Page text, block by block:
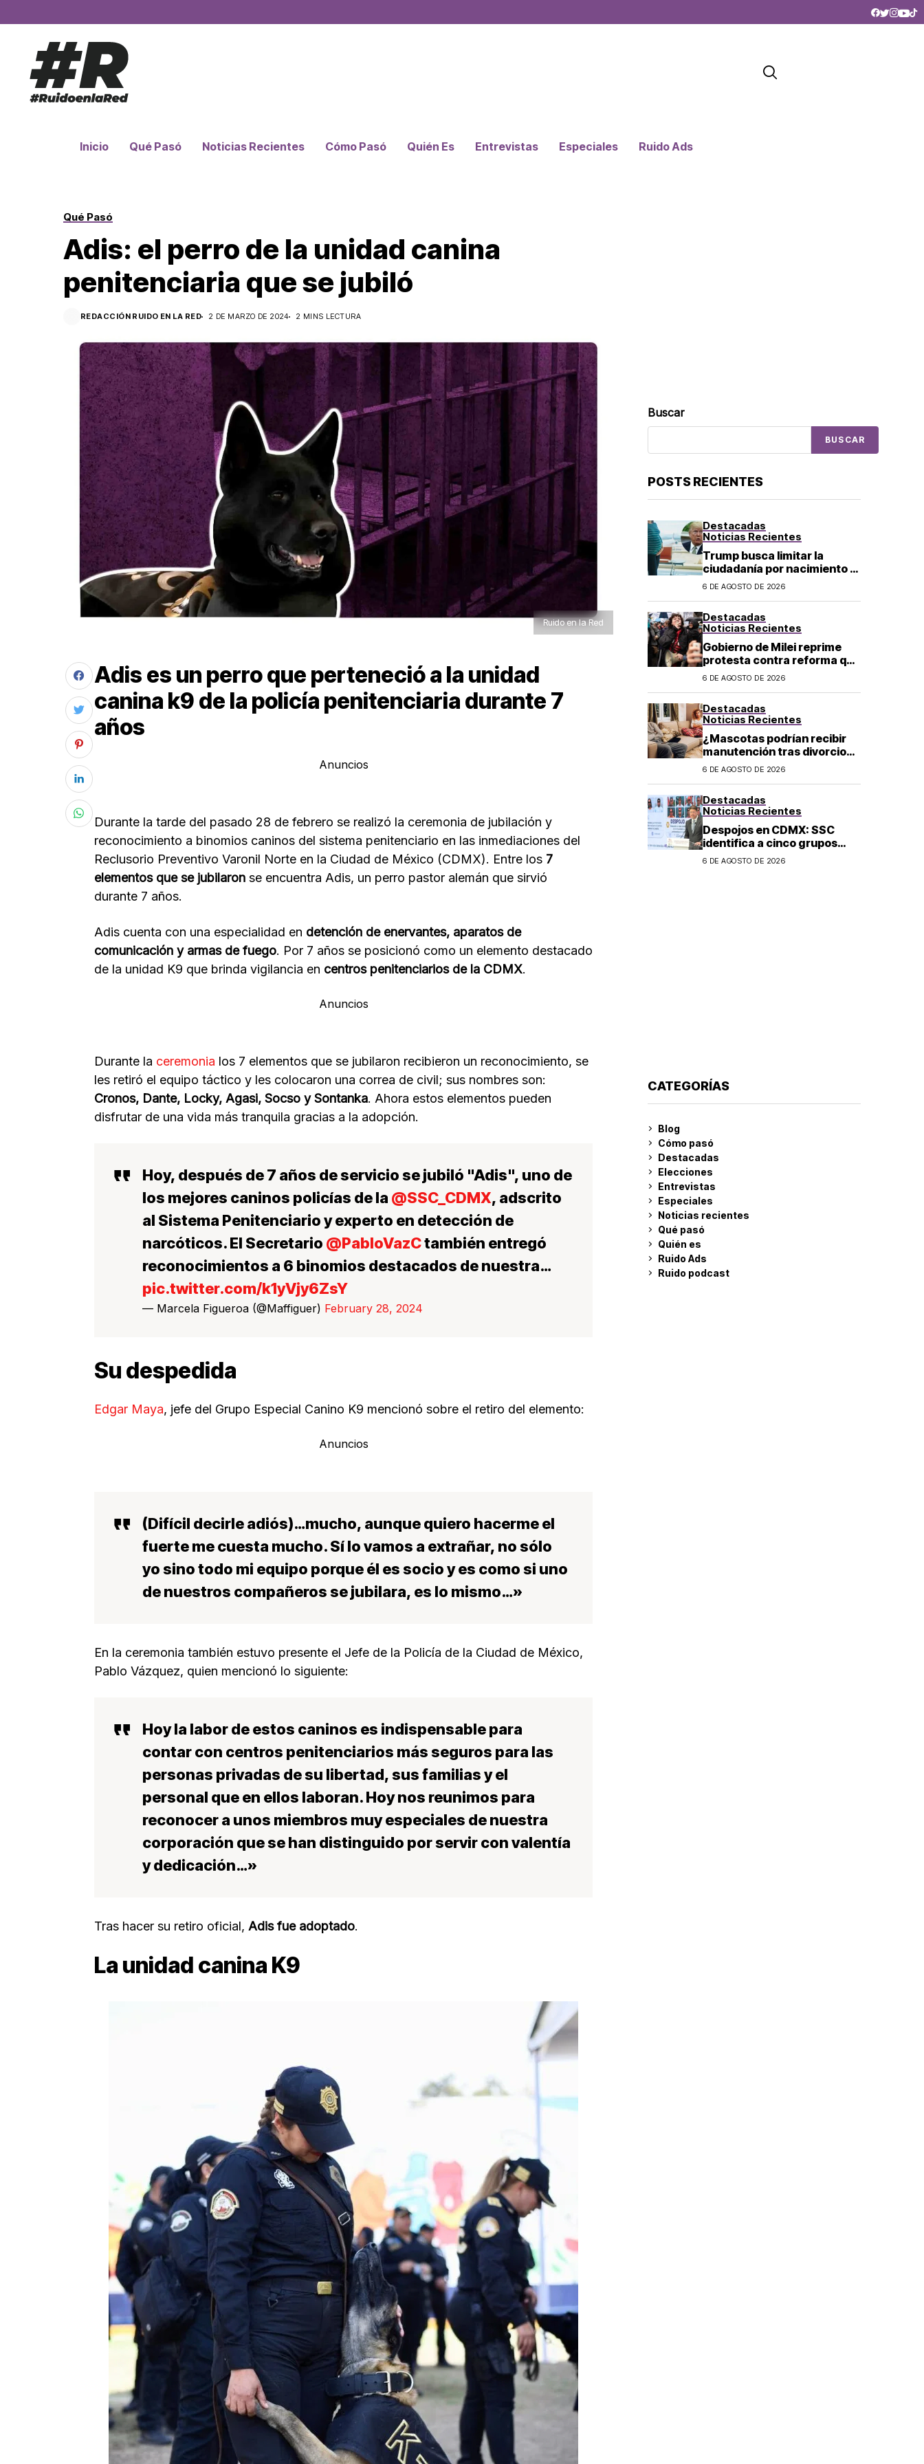
Inicio Qué Pasó Noticias Recientes Cómo Pasó Quién Es Entrevistas Especiales Ruido Ads
Qué Pasó
Adis: el perro de la unidad canina
penitenciaria que se jubiló
REDACCIÓN RUIDO EN LA RED 2 DE MARZO DE 2024 2 MINS LECTURA
Ruido en la Red
Adis es un perro que perteneció a la unidad
canina k9 de la policía penitenciaria durante 7
años
Anuncios
Durante la tarde del pasado 28 de febrero se realizó la ceremonia de jubilación y
reconocimiento a binomios caninos del sistema penitenciario en las inmediaciones del
Reclusorio Preventivo Varonil Norte en la Ciudad de México (CDMX). Entre los 7
elementos que se jubilaron se encuentra Adis, un perro pastor alemán que sirvió
durante 7 años.
Adis cuenta con una especialidad en detención de enervantes, aparatos de
comunicación y armas de fuego. Por 7 años se posicionó como un elemento destacado
de la unidad K9 que brinda vigilancia en centros penitenciarios de la CDMX.
Anuncios
Durante la ceremonia los 7 elementos que se jubilaron recibieron un reconocimiento, se
les retiró el equipo táctico y les colocaron una correa de civil; sus nombres son:
Cronos, Dante, Locky, Agasi, Socso y Sontanka. Ahora estos elementos pueden
disfrutar de una vida más tranquila gracias a la adopción.
Hoy, después de 7 años de servicio se jubiló "Adis", uno de
los mejores caninos policías de la @SSC_CDMX, adscrito
al Sistema Penitenciario y experto en detección de
narcóticos. El Secretario @PabloVazCtambién entregó
reconocimientos a 6 binomios destacados de nuestra…
pic.twitter.com/k1yVjy6ZsY
— Marcela Figueroa (@Maffiguer) February 28, 2024
Su despedida
Edgar Maya, jefe del Grupo Especial Canino K9 mencionó sobre el retiro del elemento:
Anuncios
(Difícil decirle adiós)…mucho, aunque quiero hacerme el
fuerte me cuesta mucho. Sí lo vamos a extrañar, no sólo
yo sino todo mi equipo porque él es socio y es como si uno
de nuestros compañeros se jubilara, es lo mismo…»
En la ceremonia también estuvo presente el Jefe de la Policía de la Ciudad de México,
Pablo Vázquez, quien mencionó lo siguiente:
Hoy la labor de estos caninos es indispensable para
contar con centros penitenciarios más seguros para las
personas privadas de su libertad, sus familias y el
personal que en ellos laboran. Hoy nos reunimos para
reconocer a unos miembros muy especiales de nuestra
corporación que se han distinguido por servir con valentía
y dedicación…»
Tras hacer su retiro oficial, Adis fue adoptado.
La unidad canina K9
Buscar
BUSCAR
POSTS RECIENTES
Destacadas
Noticias Recientes
Trump busca limitar la
ciudadanía por nacimiento y
el «turismo de parto» en EU;
6 DE AGOSTO DE 2026
Destacadas
Noticias Recientes
Gobierno de Milei reprime
protesta contra reforma que
permite la venta de tierra a
6 DE AGOSTO DE 2026
Destacadas
Noticias Recientes
¿Mascotas podrían recibir
manutención tras divorcio
de sus dueños en CDMX?
6 DE AGOSTO DE 2026
Destacadas
Noticias Recientes
Despojos en CDMX: SSC
identifica a cinco grupos
criminales vinculados a este
6 DE AGOSTO DE 2026
CATEGORÍAS
Blog
Cómo pasó
Destacadas
Elecciones
Entrevistas
Especiales
Noticias recientes
Qué pasó
Quién es
Ruido Ads
Ruido podcast